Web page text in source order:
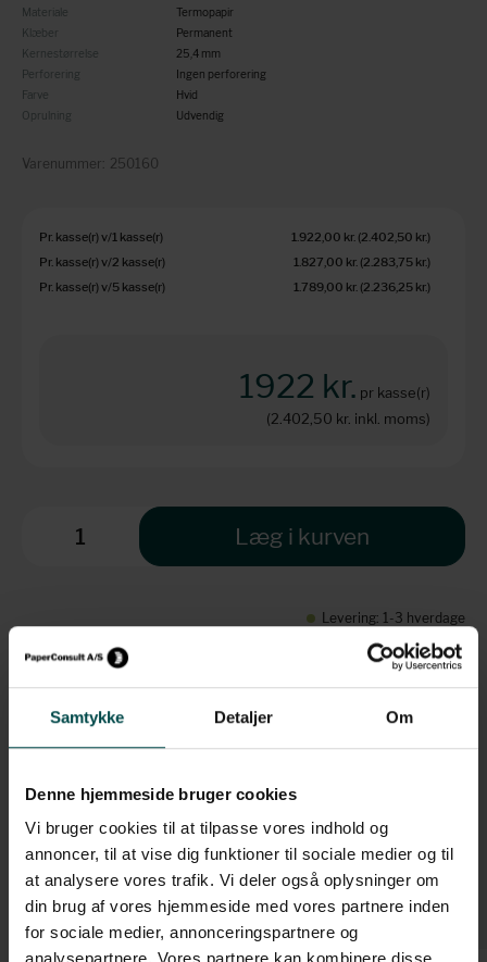
Samtykke Detaljer Om
Denne hjemmeside bruger cookies
Vi bruger cookies til at tilpasse vores indhold og
annoncer, til at vise dig funktioner til sociale medier og til
at analysere vores trafik. Vi deler også oplysninger om
din brug af vores hjemmeside med vores partnere inden
for sociale medier, annonceringspartnere og
Materiale
Termopapir
Klæber
Permanent
Kernestørrelse
25,4 mm
Perforering
Ingen perforering
Farve
Hvid
Oprulning
Udvendig
Varenummer: 250160
Pr. kasse(r) v/1 kasse(r) 1.922,00 kr. (2.402,50 kr.)
Pr. kasse(r) v/2 kasse(r)
1.827,00 kr. (2.283,75 kr.)
Pr. kasse(r) v/5 kasse(r)
1.789,00 kr. (2.236,25 kr.)
1922 kr. pr kasse(r)
(2.402,50 kr. inkl. moms)
Læg i kurven
Levering: 1-3 hverdage
+45 70 70 7 42 7
Fredag: 8.00-15.30
Helt enkelt. Personligt
Fagligt nørderi
Dag til dag-levering
Løsningsorienteret